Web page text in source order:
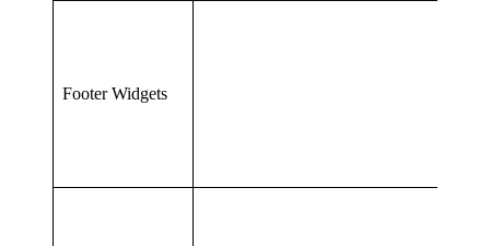
Footer Widgets